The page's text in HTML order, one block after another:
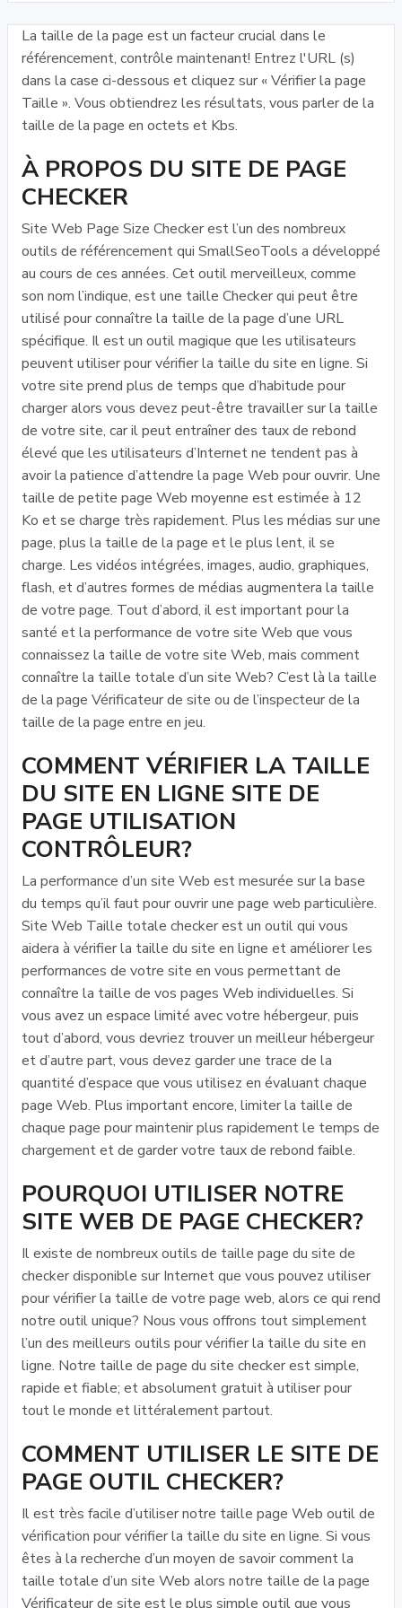
La taille de la page est un facteur crucial dans le
référencement, contrôle maintenant! Entrez l'URL (s)
dans la case ci-dessous et cliquez sur « Vérifier la page
Taille ». Vous obtiendrez les résultats, vous parler de la
taille de la page en octets et Kbs.
À PROPOS DU SITE DE PAGE
CHECKER
Site Web Page Size Checker est l’un des nombreux
outils de référencement qui SmallSeoTools a développé
au cours de ces années. Cet outil merveilleux, comme
son nom l’indique, est une taille Checker qui peut être
utilisé pour connaître la taille de la page d’une URL
spécifique. Il est un outil magique que les utilisateurs
peuvent utiliser pour vérifier la taille du site en ligne. Si
votre site prend plus de temps que d’habitude pour
charger alors vous devez peut-être travailler sur la taille
de votre site, car il peut entraîner des taux de rebond
élevé que les utilisateurs d’Internet ne tendent pas à
avoir la patience d’attendre la page Web pour ouvrir. Une
taille de petite page Web moyenne est estimée à 12
Ko et se charge très rapidement. Plus les médias sur une
page, plus la taille de la page et le plus lent, il se
charge. Les vidéos intégrées, images, audio, graphiques,
flash, et d’autres formes de médias augmentera la taille
de votre page. Tout d’abord, il est important pour la
santé et la performance de votre site Web que vous
connaissez la taille de votre site Web, mais comment
connaître la taille totale d’un site Web? C’est là la taille
de la page Vérificateur de site ou de l’inspecteur de la
taille de la page entre en jeu.
COMMENT VÉRIFIER LA TAILLE
DU SITE EN LIGNE SITE DE
PAGE UTILISATION
CONTRÔLEUR?
La performance d’un site Web est mesurée sur la base
du temps qu’il faut pour ouvrir une page web particulière.
Site Web Taille totale checker est un outil qui vous
aidera à vérifier la taille du site en ligne et améliorer les
performances de votre site en vous permettant de
connaître la taille de vos pages Web individuelles. Si
vous avez un espace limité avec votre hébergeur, puis
tout d’abord, vous devriez trouver un meilleur hébergeur
et d’autre part, vous devez garder une trace de la
quantité d’espace que vous utilisez en évaluant chaque
page Web. Plus important encore, limiter la taille de
chaque page pour maintenir plus rapidement le temps de
chargement et de garder votre taux de rebond faible.
POURQUOI UTILISER NOTRE
SITE WEB DE PAGE CHECKER?
Il existe de nombreux outils de taille page du site de
checker disponible sur Internet que vous pouvez utiliser
pour vérifier la taille de votre page web, alors ce qui rend
notre outil unique? Nous vous offrons tout simplement
l’un des meilleurs outils pour vérifier la taille du site en
ligne. Notre taille de page du site checker est simple,
rapide et fiable; et absolument gratuit à utiliser pour
tout le monde et littéralement partout.
COMMENT UTILISER LE SITE DE
PAGE OUTIL CHECKER?
Il est très facile d’utiliser notre taille page Web outil de
vérification pour vérifier la taille du site en ligne. Si vous
êtes à la recherche d’un moyen de savoir comment la
taille totale d’un site Web alors notre taille de la page
Vérificateur de site est le plus simple outil que vous